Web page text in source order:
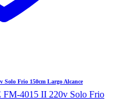
Frio 150cm Largo Alcance